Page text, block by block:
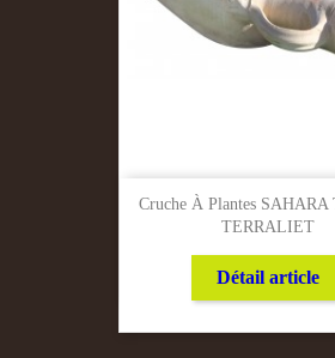
Cruche À Plantes SAHARA
TERRALIET
Détail article